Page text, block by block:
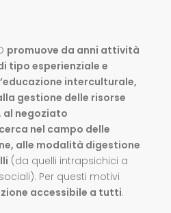
promuove da anni attività
tipo esperienziale e
interculturale,
gestione delle risorse
al negoziato
nel campo delle
alle modalità digestione
(da quelli intrapsichici a
Per questi motivi
accessibile a tutti.